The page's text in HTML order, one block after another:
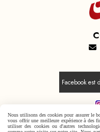

Facebook est
Mentions Légales
Nous utilisons des cookies pour assurer le
vous offrir une meilleure expérience à des
utiliser des cookies ou d'autres